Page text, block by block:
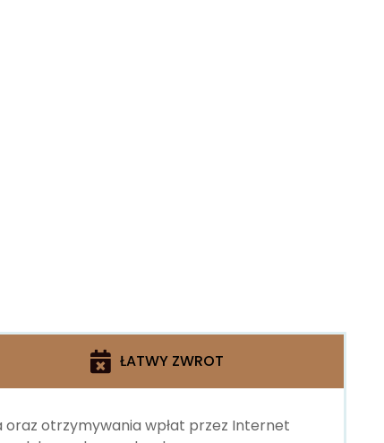
ŁATWY ZWROT
oraz otrzymywania wpłat przez Internet